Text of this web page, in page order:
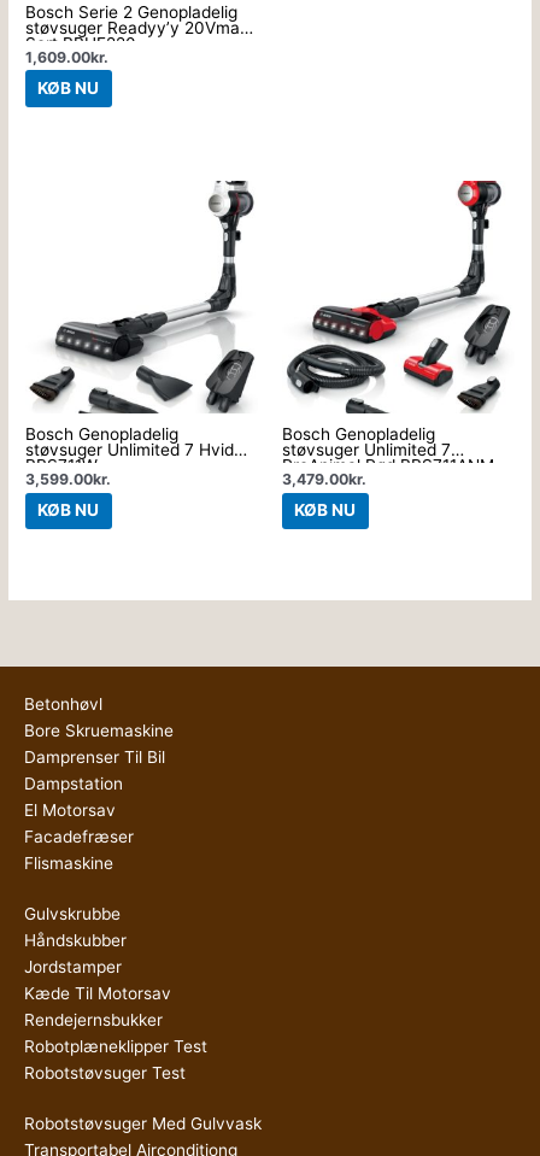
Bosch Serie 2 Genopladelig
støvsuger Readyy’y 20Vmax
Sort BBHF220
1,609.00kr.
KØB NU
Bosch Genopladelig
støvsuger Unlimited 7 Hvid
BBS711W
3,599.00kr.
KØB NU
Bosch Genopladelig
støvsuger Unlimited 7
ProAnimal Rød BBS711ANM
3,479.00kr.
KØB NU
Betonhøvl
Bore Skruemaskine
Damprenser Til Bil
Dampstation
El Motorsav
Facadefræser
Flismaskine
Gulvskrubbe
Håndskubber
Jordstamper
Kæde Til Motorsav
Rendejernsbukker
Robotplæneklipper Test
Robotstøvsuger Test
Robotstøvsuger Med Gulvvask
Transportabel Airconditiong